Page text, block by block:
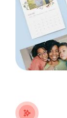
stars_plus